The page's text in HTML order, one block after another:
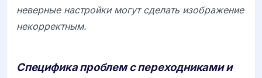
неверные настройки могут сделать изображение
некорректным.
Специфика проблем с переходниками и